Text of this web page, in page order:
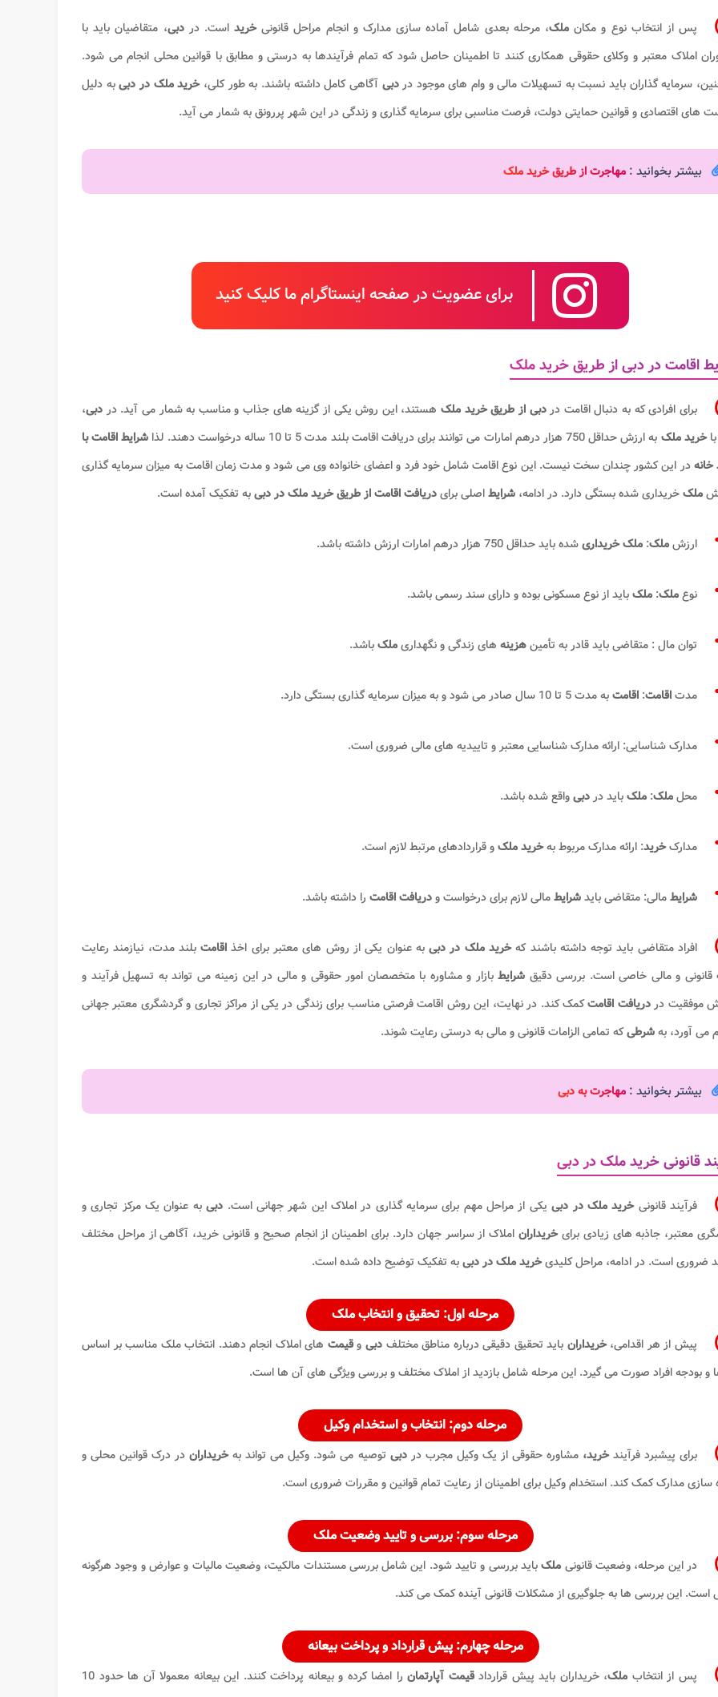
پس از انتخاب نوع و مکانملک، مرحله بعدی شامل آماده سازی مدارک و انجام مراحل قانونیخریداست. دردبی، متقاضیان باید با
املاک معتبر و وکلای حقوقی همکاری کنند تا اطمینان حاصل شود که تمام فرآیندها به درستی و مطابق با قوانین محلی انجام می شود.
سرمایه گذاران باید نسبت به تسهیلات مالی و وام های موجود دردبی آگاهی کامل داشته باشند. به طور کلی،خرید ملک در دبیبه دلیل
های اقتصادی و قوانین حمایتی دولت، فرصت مناسبی برای سرمایه گذاری و زندگی در این شهر پررونق به شمار می آید.
بیشتر بخوانید : مهاجرت از طریق خرید ملک
برای عضویت در صفحه اینستاگرام ما کلیک کنید
اقامت در دبی از طریق خرید ملک
برای افرادی که به دنبال اقامت دردبی از طریق خرید ملکهستند، این روش یکی از گزینه های جذاب و مناسب به شمار می آید. در دبی،
خرید ملک به ارزش حداقل 750 هزار درهم امارات می توانند برای دریافت اقامت بلند مدت 5 تا 10 ساله درخواست دهند. لذا
شرایط اقامت با
در این کشور چندان سخت نیست. این نوع اقامت شامل خود فرد و اعضای خانواده وی می شود و مدت زمان اقامت به میزان سرمایه گذاری
ملکخریداری شده بستگی دارد. در ادامه، شرایطاصلی برایدریافت اقامت از طریق خرید ملک در دبیبه تفکیک آمده است.
ارزشملک: ملک خریداریشده باید حداقل 750 هزار درهم امارات ارزش داشته باشد.
نوعملک: ملکباید از نوع مسکونی بوده و دارای سند رسمی باشد.
توان مال : متقاضی باید قادر به تأمینهزینه های زندگی و نگهداریملکباشد.
مدتاقامت: اقامتبه مدت 5 تا 10 سال صادر می شود و به میزان سرمایه گذاری بستگی دارد.
مدارک شناسایی: ارائه مدارک شناسایی معتبر و تاییدیه های مالی ضروری است.
محلملک: ملکباید دردبیواقع شده باشد.
مدارکخرید: ارائه مدارک مربوط بهخرید ملکو قراردادهای مرتبط لازم است.
شرایطمالی: متقاضی بایدشرایطمالی لازم برای درخواست ودریافت اقامت را داشته باشد.
افراد متقاضی باید توجه داشته باشند کهخرید ملک در دبیبه عنوان یکی از روش های معتبر برای اخذ اقامتبلند مدت، نیازمند رعایت
قانونی و مالی خاصی است. بررسی دقیق شرایط بازار و مشاوره با متخصصان امور حقوقی و مالی در این زمینه می تواند به تسهیل فرآیند و
موفقیت دردریافت اقامتکمک کند. در نهایت، این روش اقامت فرصتی مناسب برای زندگی در یکی از مراکز تجاری و گردشگری معتبر جهانی
می آورد، بهشرطیکه تمامی الزامات قانونی و مالی به درستی رعایت شوند.
بیشتر بخوانید : مهاجرت به دبی
قانونی خرید ملک در دبی
فرآیند قانونیخرید ملک در دبییکی از مراحل مهم برای سرمایه گذاری در املاک این شهر جهانی است. دبیبه عنوان یک مرکز تجاری و
معتبر، جاذبه های زیادی برایخریداراناملاک از سراسر جهان دارد. برای اطمینان از انجام صحیح و قانونی خرید، آگاهی از مراحل مختلف
ضروری است. در ادامه، مراحل کلیدیخرید ملک در دبیبه تفکیک توضیح داده شده است.
مرحله اول: تحقیق و انتخاب ملک
پیش از هر اقدامی،خریداران باید تحقیق دقیقی درباره مناطق مختلف دبیوقیمت های املاک انجام دهند. انتخاب ملک مناسب بر اساس
و بودجه افراد صورت می گیرد. این مرحله شامل بازدید از املاک مختلف و بررسی ویژگی های آن ها است.
مرحله دوم: انتخاب و استخدام وکیل
برای پیشبرد فرآیندخرید، مشاوره حقوقی از یک وکیل مجرب دردبی توصیه می شود. وکیل می تواند بهخریداراندر درک قوانین محلی و
سازی مدارک کمک کند. استخدام وکیل برای اطمینان از رعایت تمام قوانین و مقررات ضروری است.
مرحله سوم: بررسی و تایید وضعیت ملک
در این مرحله، وضعیت قانونی ملکباید بررسی و تایید شود. این شامل بررسی مستندات مالکیت، وضعیت مالیات و عوارض و وجود هرگونه
است. این بررسی ها به جلوگیری از مشکلات قانونی آینده کمک می کند.
مرحله چهارم: پیش قرارداد و پرداخت بیعانه
پس از انتخاب ملک، خریداران باید پیش قراردادقیمت آپارتمان
را امضا کرده و بیعانه پرداخت کنند. این بیعانه معمولا آن ها حدود 10